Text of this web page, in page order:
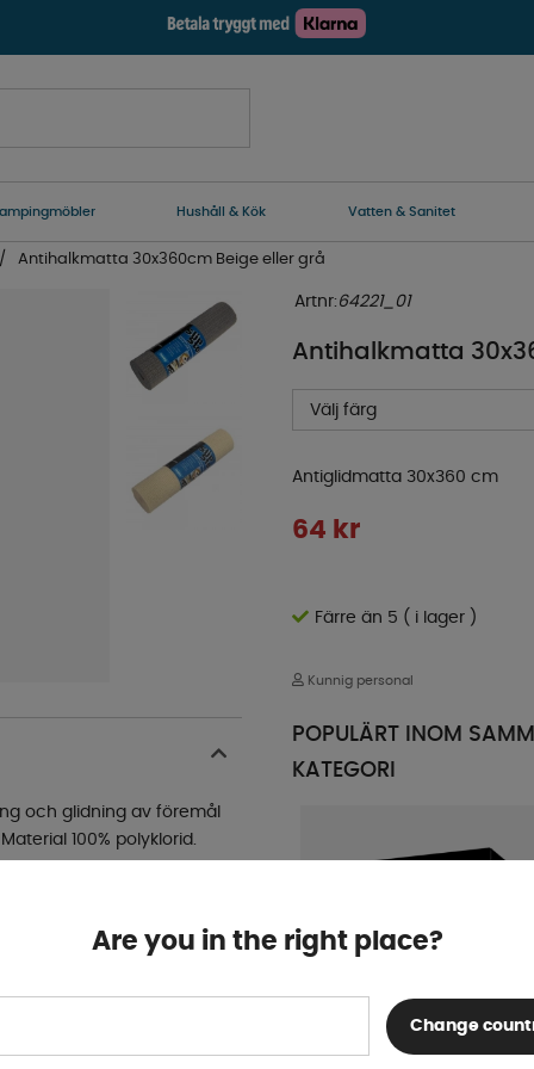
Hushåll & Kök Vatten & Sanitet
Antihalkmatta 30x360cm Beige eller grå
Artnr: 64221_01
Antihalkmatta
Välj färg
Antiglidmatta 30x360 cm
64 kr
Färre än 5 ( i lager )
Kunnig personal
och glidning av föremål
100% polyklorid.
POPULÄRT INOM
KATEGORI
Are you in the right place?
Change